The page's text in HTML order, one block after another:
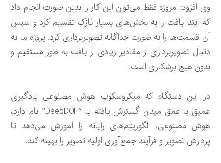
وی افزود: امروزه فقط می‌توان این کار را بدین صورت انجام داد
که ابتدا بافت را به بخش‌های بسیار نازک تقسیم کرد و سپس
آن قسمت‌ها را به صورت جداگانه تصویربرداری کرد. پروژه ما به
دنبال تصویربرداری از مقادیر زیادی از بافت به طور مستقیم و
بدون هیچ برشکاری است.
در این دستگاه که میکروسکوپ هوش مصنوعی یادگیری
عمیق با عمق میدان گسترش یافته یا “DeepDOF” نام دارد،
هوش مصنوعی، الگوریتم‌های رایانه را آموزش می‌دهد تا
پردازش تصویر و فرآیند جمع‌آوری اولیه تصویر را بهینه کند.